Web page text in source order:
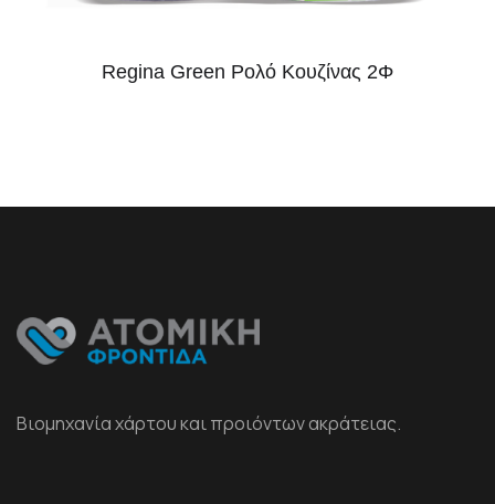
Regina Green Ρολό Κουζίνας 2Φ
Βιομηχανία χάρτου και προιόντων ακράτειας.